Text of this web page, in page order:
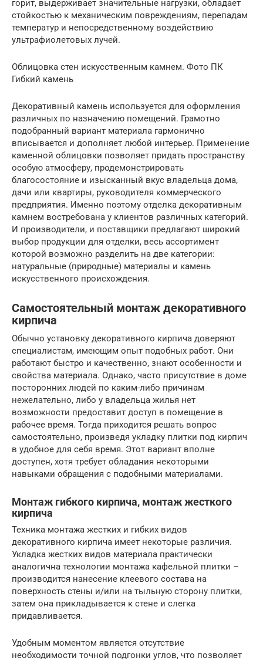
горит, выдерживает значительные нагрузки, обладает
стойкостью к механическим повреждениям, перепадам
температур и непосредственному воздействию
ультрафиолетовых лучей.
Облицовка стен искусственным камнем. Фото ПК
Гибкий камень
Декоративный камень используется для оформления
различных по назначению помещений. Грамотно
подобранный вариант материала гармонично
вписывается и дополняет любой интерьер. Применение
каменной облицовки позволяет придать пространству
особую атмосферу, продемонстрировать
благосостояние и изысканный вкус владельца дома,
дачи или квартиры, руководителя коммерческого
предприятия. Именно поэтому отделка декоративным
камнем востребована у клиентов различных категорий.
И производители, и поставщики предлагают широкий
выбор продукции для отделки, весь ассортимент
которой возможно разделить на две категории:
натуральные (природные) материалы и камень
искусственного происхождения.
Самостоятельный монтаж декоративного
кирпича
Обычно установку декоративного кирпича доверяют
специалистам, имеющим опыт подобных работ. Они
работают быстро и качественно, знают особенности и
свойства материала. Однако, часто присутствие в доме
посторонних людей по каким-либо причинам
нежелательно, либо у владельца жилья нет
возможности предоставит доступ в помещение в
рабочее время. Тогда приходится решать вопрос
самостоятельно, произведя укладку плитки под кирпич
в удобное для себя время. Этот вариант вполне
доступен, хотя требует обладания некоторыми
навыками обращения с подобными материалами.
Монтаж гибкого кирпича, монтаж жесткого
кирпича
Техника монтажа жестких и гибких видов
декоративного кирпича имеет некоторые различия.
Укладка жестких видов материала практически
аналогична технологии монтажа кафельной плитки –
производится нанесение клеевого состава на
поверхность стены и/или на тыльную сторону плитки,
затем она прикладывается к стене и слегка
придавливается.
Удобным моментом является отсутствие
необходимости точной подгонки углов, что позволяет